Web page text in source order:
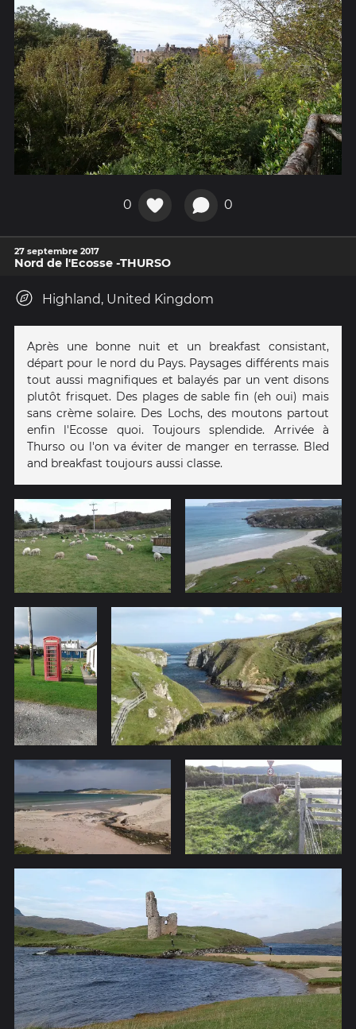
0 0
27 septembre 2017
Nord de l'Ecosse -THURSO
Highland, United Kingdom
Après une bonne nuit et un breakfast consistant,
départ pour le nord du Pays. Paysages différents mais
tout aussi magnifiques et balayés par un vent disons
plutôt frisquet. Des plages de sable fin (eh oui) mais
sans crème solaire. Des Lochs, des moutons partout
enfin l'Ecosse quoi. Toujours splendide. Arrivée à
Thurso ou l'on va éviter de manger en terrasse. Bled
and breakfast toujours aussi classe.